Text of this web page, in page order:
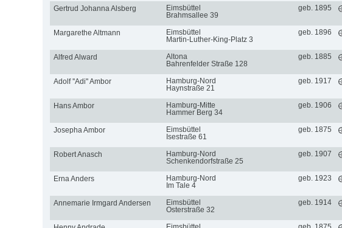
Gertrud Johanna Alsberg
Eimsbüttel
Brahmsallee 39
geb. 1895
Margarethe Altmann
Eimsbüttel
Martin-Luther-King-Platz 3
geb. 1896
Alfred Alward
Altona
Bahrenfelder Straße 128
geb. 1885
Adolf ''Adi'' Ambor
Hamburg-Nord
Haynstraße 21
geb. 1917
Hans Ambor
Hamburg-Mitte
Hammer Berg 34
geb. 1906
Josepha Ambor
Eimsbüttel
Isestraße 61
geb. 1875
Robert Anasch
Hamburg-Nord
Schenkendorfstraße 25
geb. 1907
Erna Anders
Hamburg-Nord
Im Tale 4
geb. 1923
Annemarie Irmgard Andersen
Eimsbüttel
Osterstraße 32
geb. 1914